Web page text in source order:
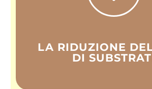
LA RIDUZIONE
DI
necessario per le talee,
supporto fisico alle
Richiedi un